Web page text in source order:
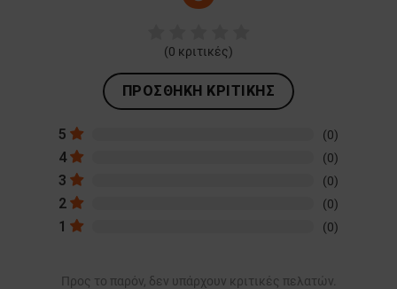
(0 κριτικές)
ΠΡΟΣΘΉΚΗ ΚΡΙΤΙΚΉΣ
5 (0)
4 (0)
3 (0)
2 (0)
1 (0)
Προς το παρόν, δεν υπάρχουν κριτικές πελατών.